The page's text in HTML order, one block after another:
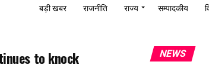
बड़ी खबर राजनीति राज्य सम्पादकीय
to knock NEWS